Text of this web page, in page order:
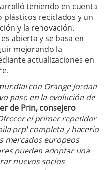
teniendo en cuenta
plásticos reciclados y un
y la renovación.
abierta y se basa en
mejorando la
actualizaciones en
con Orange Jordan
paso en la evolución de
de Prin, consejero
el primer repetidor
prpl completa y hacerlo
mercados europeos
pueden adoptar una
nuevos socios